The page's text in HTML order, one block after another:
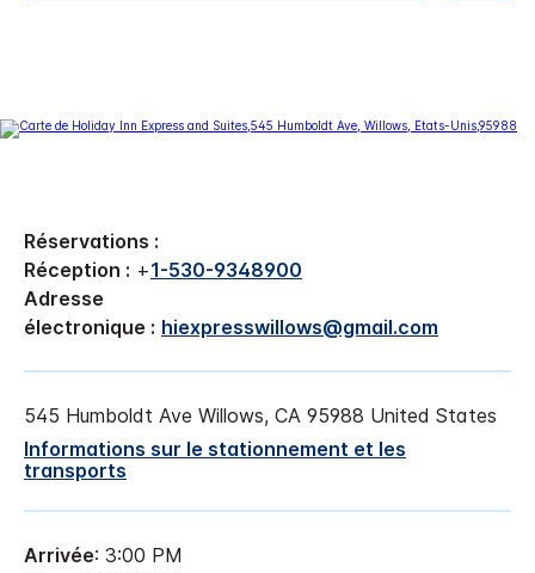
Réservations :
Réception : +1-530-9348900
Adresse
électronique : hiexpresswillows@gmail.com
545 Humboldt Ave Willows, CA 95988 United States
Informations sur le stationnement et les
transports
Arrivée: 3:00 PM